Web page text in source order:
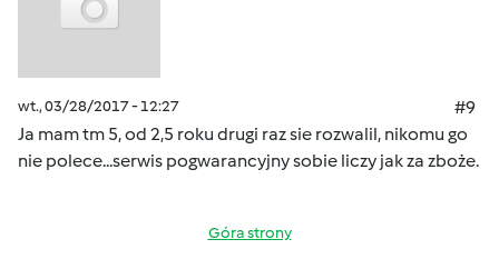
wt., 03/28/2017 - 12:27
#9
Ja mam tm 5, od 2,5 roku drugi raz sie rozwalil, nikomu go
nie polece...serwis pogwarancyjny sobie liczy jak za zboże.
Góra strony